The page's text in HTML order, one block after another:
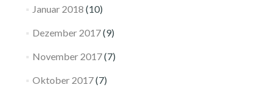
Januar 2018 (10)
Dezember 2017(9)
November 2017(7)
Oktober 2017(7)